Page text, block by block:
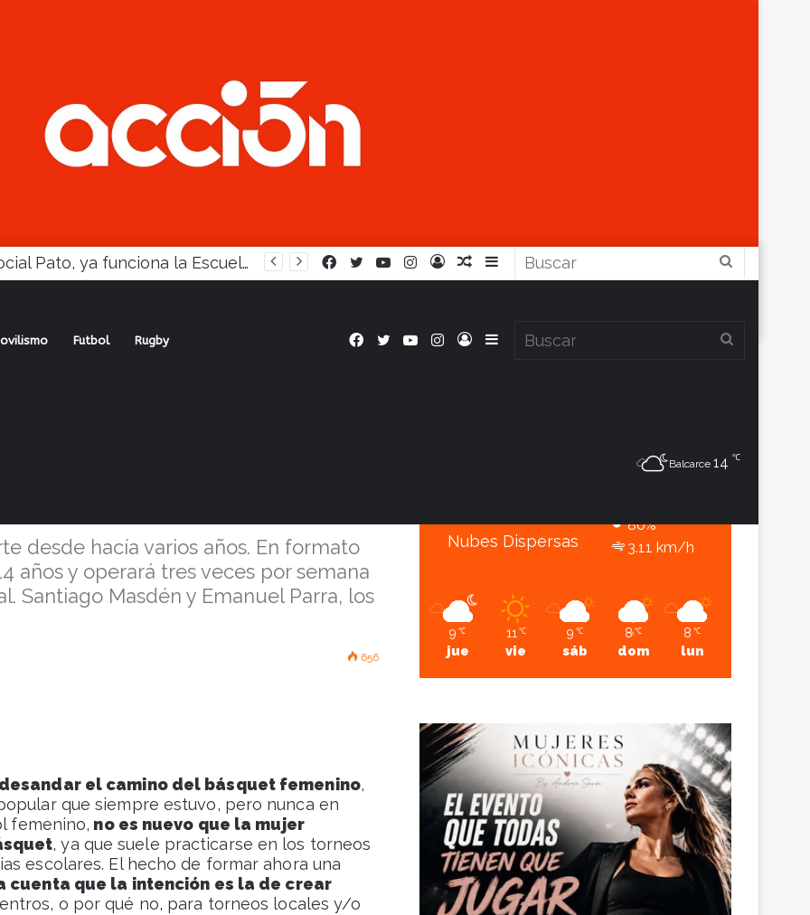
En Social Pato, ya funciona la Escuela femenina de paleta
Barra
Artículo
Iniciar
Instagram
YouTube
Twitter
Facebook
Futbol Rugby Barra
Iniciar
Instagram
YouTube
Twitter
Facebook
Balcarce 14 ℃
la escuela femenina municipal
el miércoles
desde hacía varios años. En formato
años y operará tres veces por semana
Santiago Masdén y Emanuel Parra, los
656
el camino del básquet femenino,
que siempre estuvo, pero nunca en
femenino, no es nuevo que la mujer
, ya que suele practicarse en los torneos
escolares. El hecho de formar ahora una
cuenta que la intención es la de crear
o por qué no, para torneos locales y/o
Nubes Dispersas
10
80%
3.11 km/h
9 ℃
jue
11 ℃
vie
9 ℃
sáb
8 ℃
dom
8 ℃
lun